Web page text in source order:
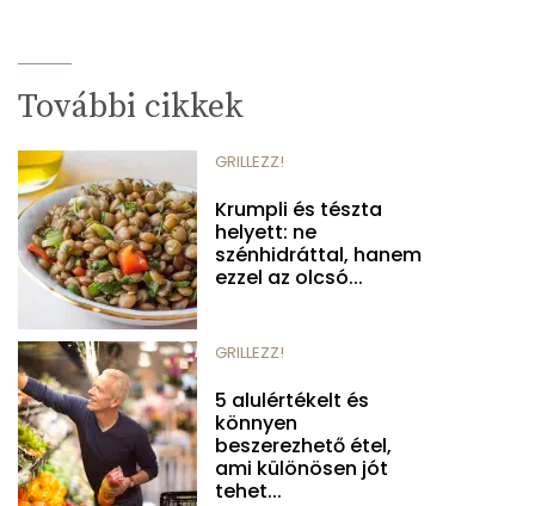
További cikkek
GRILLEZZ!
Krumpli és tészta
helyett: ne
szénhidráttal, hanem
ezzel az olcsó...
GRILLEZZ!
5 alulértékelt és
könnyen
beszerezhető étel,
ami különösen jót
tehet...